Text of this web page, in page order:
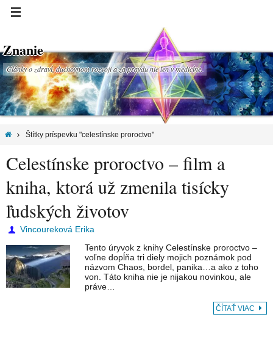
Znanie
Články o zdraví, duchovnom rozvoji a za pravdu nie len v medicíne.
Štítky príspevku "celestínske proroctvo"
Celestínske proroctvo – film a
kniha, ktorá už zmenila tisícky
ľudských životov
Vincoureková Erika
Tento úryvok z knihy Celestínske proroctvo –
voľne dopĺňa tri diely mojich poznámok pod
názvom Chaos, bordel, panika…a ako z toho
von. Táto kniha nie je nijakou novinkou, ale
práve…
ČÍTAŤ VIAC